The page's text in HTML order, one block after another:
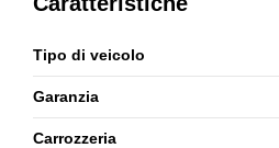
Tipo di veicolo
Garanzia
Carrozzeria